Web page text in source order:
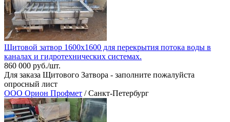
Щитовой затвор 1600х1600 для перекрытия потока воды в
каналах и гидротехнических системах.
860 000 руб./шт.
Для заказа Щитового Затвора - заполните пожалуйста
опросный лист
ООО Орион Профмет / Санкт-Петербург